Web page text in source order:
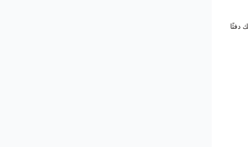
دفئًا